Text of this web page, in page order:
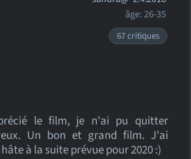
âge: 26-35
67 critiques
le film, je n'ai pu quitter
Un bon et grand film. J'ai
à la suite prévue pour 2020 :)